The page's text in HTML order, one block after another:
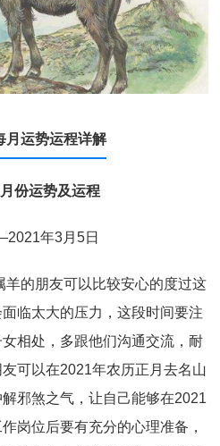
运势运程详解
份运势及运程
年3月5日
的朋友可以比较安心的度过这
临太大的压力，这段时间要注
相处，多跟他们沟通交流，耐
可以在2021年农历正月去名山
邪煞之气，让自己能够在2021
岗位后要有充分的心理准备，